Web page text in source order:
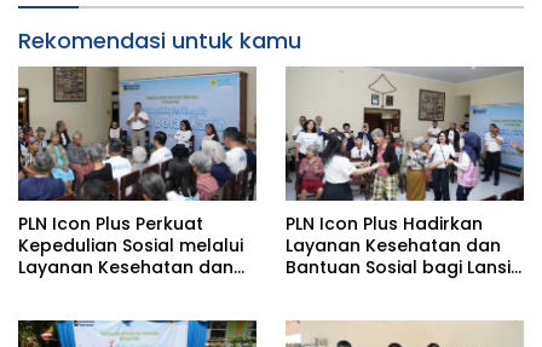
Rekomendasi untuk kamu
PLN Icon Plus Perkuat
Kepedulian Sosial melalui
Layanan Kesehatan dan
PLN Icon Plus Hadirkan
Layanan Kesehatan dan
Bantuan Sosial bagi Lansia